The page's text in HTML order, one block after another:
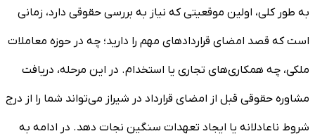
به طور کلی، اولین موقعیتی که نیاز به بررسی حقوقی دارد، زمانی
است که قصد امضای قراردادهای مهم را دارید؛ چه در حوزه معاملات
ملکی، چه همکاری‌های تجاری یا استخدام. در این مرحله، دریافت
مشاوره حقوقی قبل از امضای قرارداد در شیراز می‌تواند شما را از درج
شروط ناعادلانه یا ایجاد تعهدات سنگین نجات دهد. در ادامه به